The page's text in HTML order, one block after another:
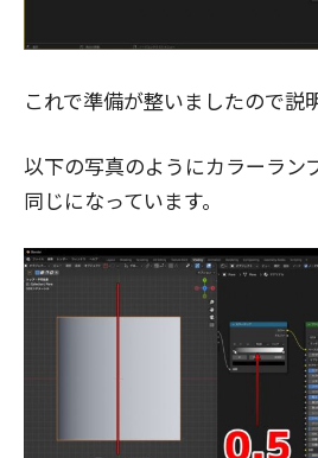
これで準備が整いましたので説
以下の写真のようにカラーラン
同じになっています。